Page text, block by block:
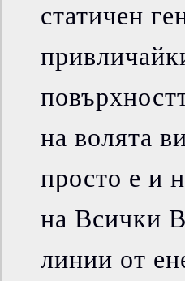
статичен
на волята
просто е и
на Всички
линии от